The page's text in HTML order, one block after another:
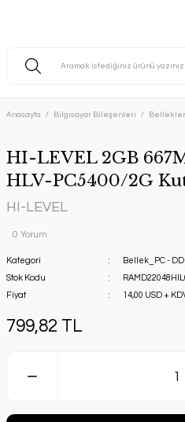
Anasayfa Bilgisayar Bileşenleri Bellekler
HI-LEVEL 2GB
HLV-PC5400/2G
HI-LEVEL
0 Yorum
Kategori
Bellek_PC -
Stok Kodu
Fiyat
14,00 USD +
799,82 TL